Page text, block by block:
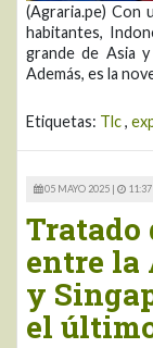
(Agraria.pe) Con
habitantes,
grande de Asia
Además, es la
Etiquetas: Tlc,
05 MAYO 2025 |
Tratado
entre la
y
el